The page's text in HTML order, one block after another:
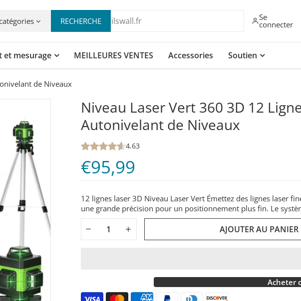
RECHERCHE Se
connecter
et mesurage MEILLEURES VENTES Accessories Soutien
de Niveaux
Niveau Laser Vert 360 3D 12
Autonivelant de Niveaux
4.63
€95,99
12 lignes laser 3D Niveau Laser Vert Émettez des lignes laser
une grande précision pour un positionnement plus fin. Le
AJOUTER AU PANIER